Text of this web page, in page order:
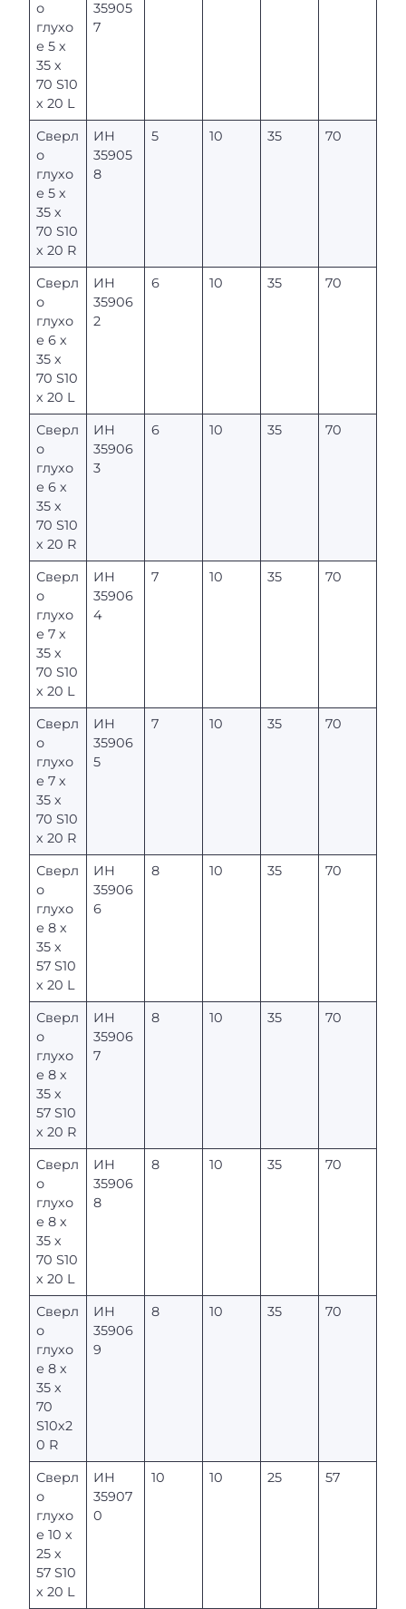
о
глухо
е 5 х
35 х
70 S10
х 20 L
35905
7
Сверл
о
глухо
е 5 х
35 х
70 S10
х 20 R
ИН
35905
8
5 10 35 70
Сверл
о
глухо
е 6 х
35 х
70 S10
х 20 L
ИН
35906
2
6 10 35 70
Сверл
о
глухо
е 6 х
35 х
70 S10
х 20 R
ИН
35906
3
6 10 35 70
Сверл
о
глухо
е 7 х
35 х
70 S10
х 20 L
ИН
35906
4
7 10 35 70
Сверл
о
глухо
е 7 х
35 х
70 S10
х 20 R
ИН
35906
5
7 10 35 70
Сверл
о
глухо
е 8 х
35 х
57 S10
х 20 L
ИН
35906
6
8 10 35 70
Сверл
о
глухо
е 8 х
35 х
57 S10
х 20 R
ИН
35906
7
8 10 35 70
Сверл
о
глухо
е 8 х
35 х
70 S10
х 20 L
ИН
35906
8
8 10 35 70
Сверл
о
глухо
е 8 х
35 х
70
S10х2
0 R
ИН
35906
9
8 10 35 70
Сверл
о
глухо
е 10 х
25 х
57 S10
х 20 L
ИН
35907
0
10 10 25 57